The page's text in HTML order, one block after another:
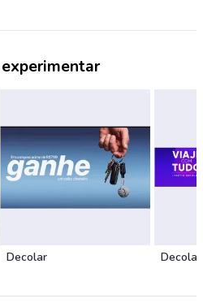
Decolar Decolar